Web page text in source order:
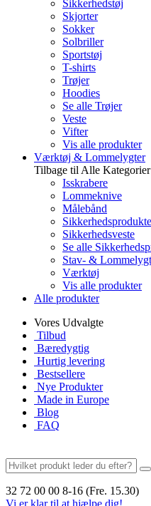
Sikkerhedstøj
Skjorter
Sokker
Solbriller
Sportstøj
T-shirts
Trøjer
Hoodies
Se alle Trøjer
Veste
Vifter
Vis alle produkter
Værktøj & Lommelygter
Tilbage til Alle Kategorier
Isskrabere
Lommeknive
Målebånd
Sikkerhedsveste
Se alle
Stav- &
Værktøj
Vis alle produkter
Alle produkter
Vores Udvalgte
Tilbud
Bæredygtig
Hurtig levering
Bestsellere
Nye Produkter
Made in Europe
Blog
FAQ
32 72 00 00 8-16 (Fre. 15.30)
Vi er klar til at hjælpe dig!